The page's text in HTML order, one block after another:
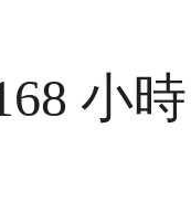
小時